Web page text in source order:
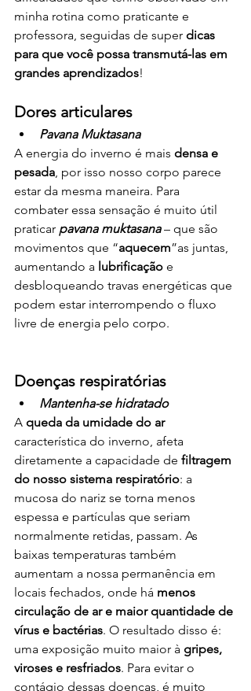
minha rotina como praticante e
professora, seguidas de super dicas
para que você possa transmutá-las em
grandes aprendizados!
Dores articulares
Pavana Muktasana
A energia do inverno é mais densa e
pesada, por isso nosso corpo parece
estar da mesma maneira. Para
combater essa sensação é muito útil
praticar pavana muktasana – que são
movimentos que “aquecem”as juntas,
aumentando a lubrificação e
desbloqueando travas energéticas que
podem estar interrompendo o fluxo
livre de energia pelo corpo.
Doenças respiratórias
Mantenha-se hidratado
A queda da umidade do ar
característica do inverno, afeta
diretamente a capacidade de filtragem
do nosso sistema respiratório: a
mucosa do nariz se torna menos
espessa e partículas que seriam
normalmente retidas, passam. As
baixas temperaturas também
aumentam a nossa permanência em
locais fechados, onde há menos
circulação de ar e maior quantidade de
vírus e bactérias. O resultado disso é:
uma exposição muito maior à gripes,
viroses e resfriados. Para evitar o
contágio dessas doenças, é muito